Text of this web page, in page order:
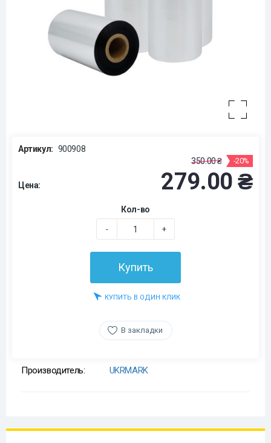
Артикул: 900908
Цена:
350.00 ₴ -20%
279.00 ₴
Кол-во
- +
Купить
КУПИТЬ В ОДИН КЛИК
В закладки
Производитель: UKRMARK